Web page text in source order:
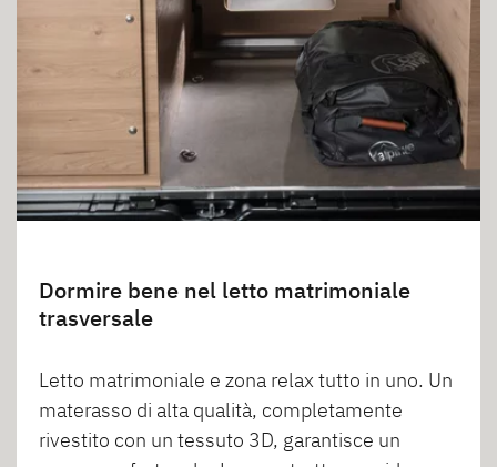
Dormire bene nel letto matrimoniale
trasversale
Letto matrimoniale e zona relax tutto in uno. Un
materasso di alta qualità, completamente
rivestito con un tessuto 3D, garantisce un